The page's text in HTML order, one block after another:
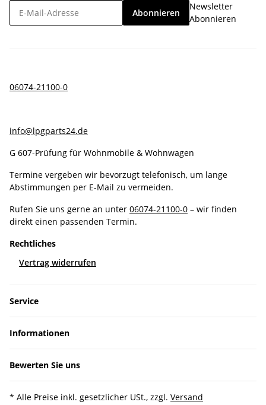
Abonnieren
Newsletter
Abonnieren
06074-21100-0
info@lpgparts24.de
G 607-Prüfung für Wohnmobile & Wohnwagen
Termine vergeben wir bevorzugt telefonisch, um lange
Abstimmungen per E-Mail zu vermeiden.
Rufen Sie uns gerne an unter 06074-21100-0 – wir finden
direkt einen passenden Termin.
Rechtliches
Vertrag widerrufen
Service
Informationen
Bewerten Sie uns
* Alle Preise inkl. gesetzlicher USt., zzgl. Versand